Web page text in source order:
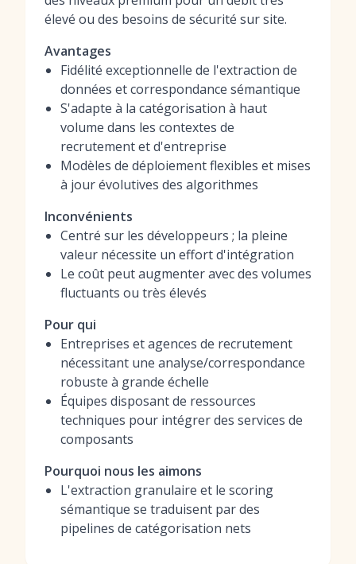
élevé ou des besoins de sécurité sur site.
Avantages
Fidélité exceptionnelle de l'extraction de
données et correspondance sémantique
S'adapte à la catégorisation à haut
volume dans les contextes de
recrutement et d'entreprise
Modèles de déploiement flexibles et mises
à jour évolutives des algorithmes
Inconvénients
Centré sur les développeurs ; la pleine
valeur nécessite un effort d'intégration
Le coût peut augmenter avec des volumes
fluctuants ou très élevés
Pour qui
Entreprises et agences de recrutement
nécessitant une analyse/correspondance
robuste à grande échelle
Équipes disposant de ressources
techniques pour intégrer des services de
composants
Pourquoi nous les aimons
L'extraction granulaire et le scoring
sémantique se traduisent par des
pipelines de catégorisation nets